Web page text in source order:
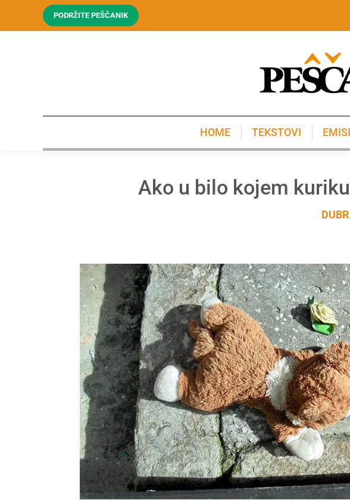
PODRŽITE PEŠČANIK
HOME TEKSTOVI
Ako u bilo kojem